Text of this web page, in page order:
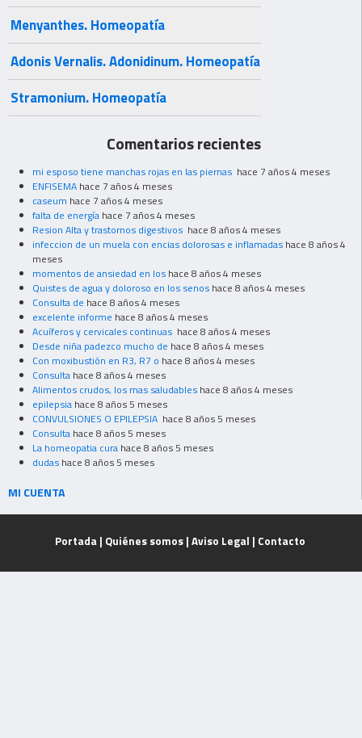
Menyanthes. Homeopatía
Adonis Vernalis. Adonidinum. Homeopatía
Stramonium. Homeopatía
Comentarios recientes
mi esposo tiene manchas rojas en las piernas hace 7 años 4 meses
ENFISEMA hace 7 años 4 meses
caseum hace 7 años 4 meses
falta de energía hace 7 años 4 meses
Resion Alta y trastornos digestivos hace 8 años 4 meses
infeccion de un muela con encias dolorosas e inflamadas hace 8 años 4
meses
momentos de ansiedad en los hace 8 años 4 meses
Quistes de agua y doloroso en los senos hace 8 años 4 meses
Consulta de hace 8 años 4 meses
excelente informe hace 8 años 4 meses
Acuíferos y cervicales continuas hace 8 años 4 meses
Desde niña padezco mucho de hace 8 años 4 meses
Con moxibustión en R3, R7 o hace 8 años 4 meses
Consulta hace 8 años 4 meses
Alimentos crudos, los mas saludables hace 8 años 4 meses
epilepsia hace 8 años 5 meses
CONVULSIONES O EPILEPSIA hace 8 años 5 meses
Consulta hace 8 años 5 meses
La homeopatia cura hace 8 años 5 meses
dudas hace 8 años 5 meses
MI CUENTA
Portada | Quiénes somos| Aviso Legal | Contacto